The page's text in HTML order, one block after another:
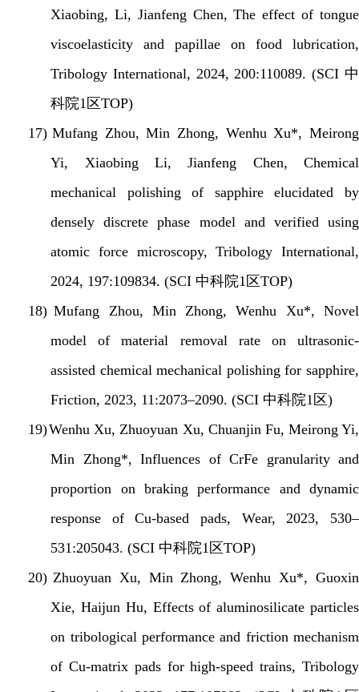
Xiaobing, Li, Jianfeng Chen, The effect of tongue
viscoelasticity and papillae on food lubrication,
Tribology International, 2024, 200:110089. (SCI 中
科院1 区TOP)
17) Mufang Zhou, Min Zhong, Wenhu Xu*, Meirong
Yi, Xiaobing Li, Jianfeng Chen, Chemical
mechanical polishing of sapphire elucidated by
densely discrete phase model and verified using
atomic force microscopy, Tribology International,
2024, 197:109834. (SCI 中科院1 区TOP)
18) Mufang Zhou, Min Zhong, Wenhu Xu*, Novel
model of material removal rate on ultrasonic-
assisted chemical mechanical polishing for sapphire,
Friction, 2023, 11:2073–2090. (SCI 中科院1 区)
19)Wenhu Xu, Zhuoyuan Xu, Chuanjin Fu, Meirong Yi,
Min Zhong*,Influences of CrFe granularity and
proportion on braking performance and dynamic
response of Cu-based pads, Wear, 2023, 530–
531:205043. (SCI 中科院1 区TOP)
20) Zhuoyuan Xu, Min Zhong, Wenhu Xu*, Guoxin
Xie, Haijun Hu, Effects of aluminosilicate particles
on tribological performance and friction mechanism
of Cu-matrix pads for high-speed trains, Tribology